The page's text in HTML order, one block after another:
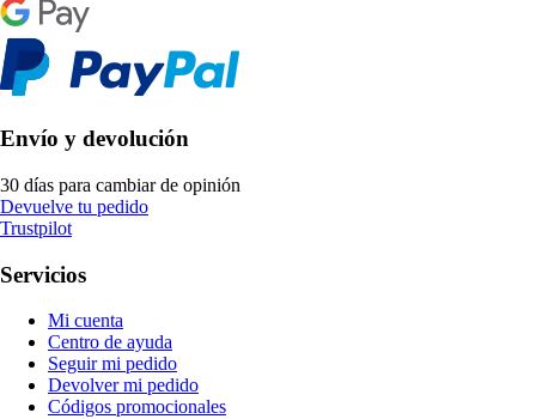
Envío y devolución
30 días para cambiar de opinión
Devuelve tu pedido
Trustpilot
Servicios
Mi cuenta
Centro de ayuda
Seguir mi pedido
Devolver mi pedido
Códigos promocionales